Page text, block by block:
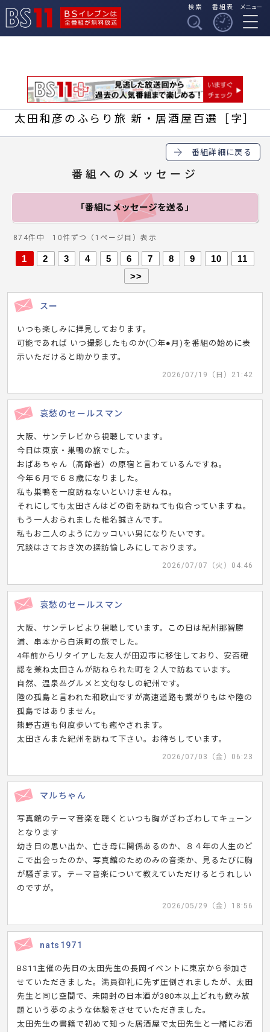
BSイレブンは全番組
検索 番組表 メニュー
太田和彦のふらり旅 新・居酒屋百選［字］
番組詳細に戻る
番組へのメッセージ
「番組にメッセージを送る」
874件中 10件ずつ（1ページ目）表示
1 2 3 4 5 6 7 8 9 10
11
>>
スー
いつも楽しみに拝見しております。
可能であれば いつ撮影したものか(◯年●月)を番組の始めに表
示いただけると助かります。
2026/07/19（日）21:42
哀愁のセールスマン
大阪、サンテレビから視聴しています。
今日は東京・巣鴨の旅でした。
おばあちゃん（高齢者）の原宿と言わているんですね。
今年６月で６８歳になりました。
私も巣鴨を一度訪ねないといけませんね。
それにしても太田さんはどの街を訪ねても似合っていますね。
もう一人おられました椎名誠さんです。
私もお二人のようにカッコいい男になりたいです。
冗談はさておき次の探訪愉しみにしております。
2026/07/07（火）04:46
哀愁のセールスマン
大阪、サンテレビより視聴しています。この日は紀州那智勝
浦、串本から白浜町の旅でした。
4年前からリタイアした友人が田辺市に移住しており、安否確
認を兼ね太田さんが訪ねられた町を２人で訪ねています。
自然、温泉♨️グルメと文句なしの紀州です。
陸の孤島と言われた和歌山ですが高速道路も繋がりもはや陸の
孤島ではありません。
熊野古道も何度歩いても癒やされます。
太田さんまた紀州を訪ねて下さい。お待ちしています。
2026/07/03（金）06:23
マルちゃん
写真館のテーマ音楽を聴くといつも胸がざわざわしてキューン
となります
幼き日の思い出か、亡き母に関係あるのか、８４年の人生のど
こで出会ったのか、写真館のためのみの音楽か、見るたびに胸
が騒ぎます。テーマ音楽について教えていただけるとうれしい
のですが。
2026/05/29（金）18:56
nats1971
BS11主催の先日の太田先生の長岡イベントに東京から参加さ
せていただきました。満員御礼に先ず圧倒されましたが、太田
先生と同じ空間で、未開封の日本酒が380本以上どれも飲み放
題という夢のような体験をさせていただきました。
太田先生の書籍で初めて知った居酒屋で太田先生と一緒にお酒